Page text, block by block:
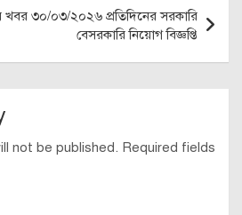
৩০/০৩/২০২৬ প্রতিদিনের সরকারি
বেসরকারি নিয়োগ বিজ্ঞপ্তি
not be published. Required fields